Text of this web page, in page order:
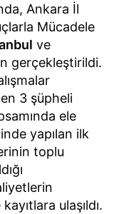
Ankara İl
Mücadele
ve
gerçekleştirildi.
3 şüpheli
ele
yapılan ilk
toplu
ulaşıldı.